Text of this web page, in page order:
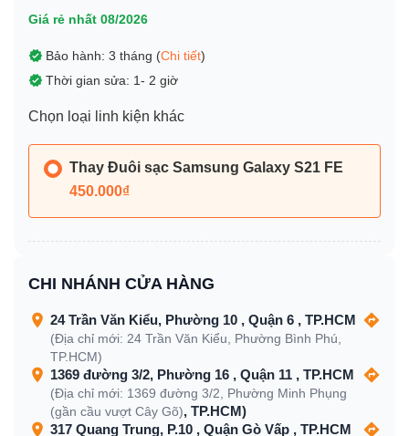
Giá rẻ nhất 08/2026
Bảo hành: 3 tháng (Chi tiết)
Thời gian sửa: 1- 2 giờ
Chọn loại linh kiện khác
Thay Đuôi sạc Samsung Galaxy S21 FE
450.000₫
CHI NHÁNH CỬA HÀNG
24 Trần Văn Kiểu, Phường 10 , Quận 6 , TP.HCM
(Địa chỉ mới: 24 Trần Văn Kiểu, Phường Bình Phú,
TP.HCM)
1369 đường 3/2, Phường 16 , Quận 11 , TP.HCM
(Địa chỉ mới: 1369 đường 3/2, Phường Minh Phụng
(gần cầu vượt Cây Gõ), TP.HCM)
317 Quang Trung, P.10 , Quận Gò Vấp , TP.HCM